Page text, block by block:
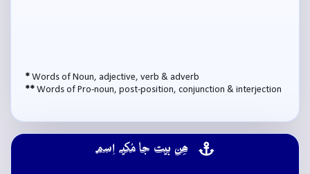
* Words of Noun, adjective, verb & adverb
** Words of Pro-noun, post-position, conjunction & interjection
ھِن بيت جا مُکيہ اِسم